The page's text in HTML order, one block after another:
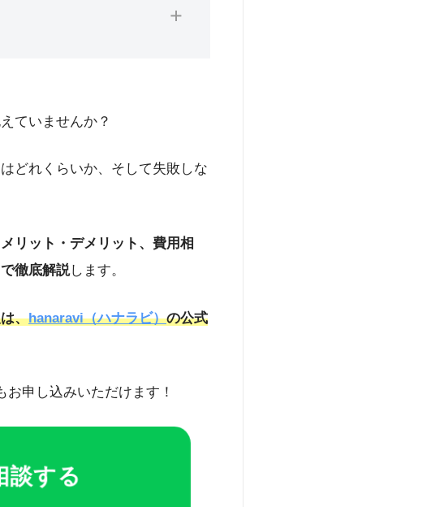
チを提唱。新聞・テレビ・Webメ
を提供中。医師国家資格に加え、厚
ていませんか？
どれくらいか、そして失敗しな
リット・デメリット、費用相
徹底解説します。
、hanaravi（ハナラビ）の公式
お申し込みいただけます！
談する